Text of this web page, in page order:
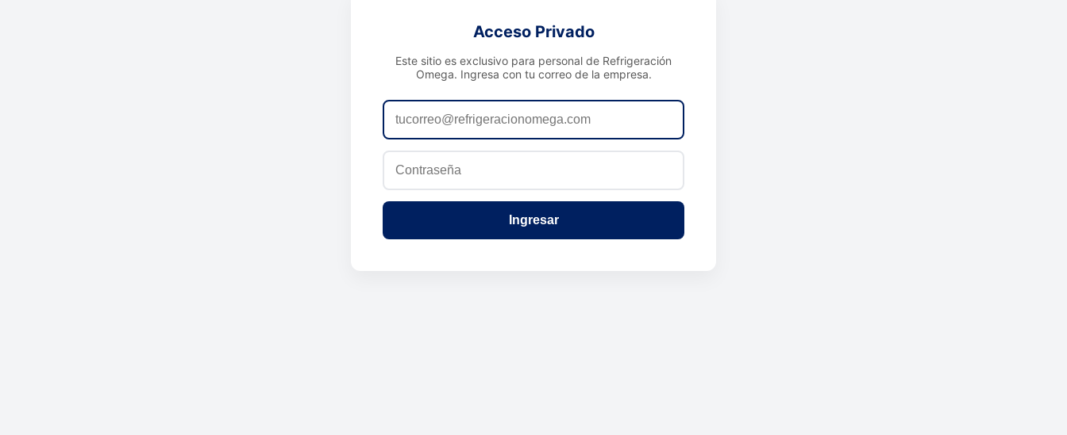
Acceso Privado
Este sitio es exclusivo para personal de Refrigeración
Omega. Ingresa con tu correo de la empresa.
Ingresar